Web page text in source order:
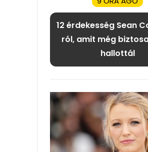
12 érdekesség Sean
ról, amit még
hallottál